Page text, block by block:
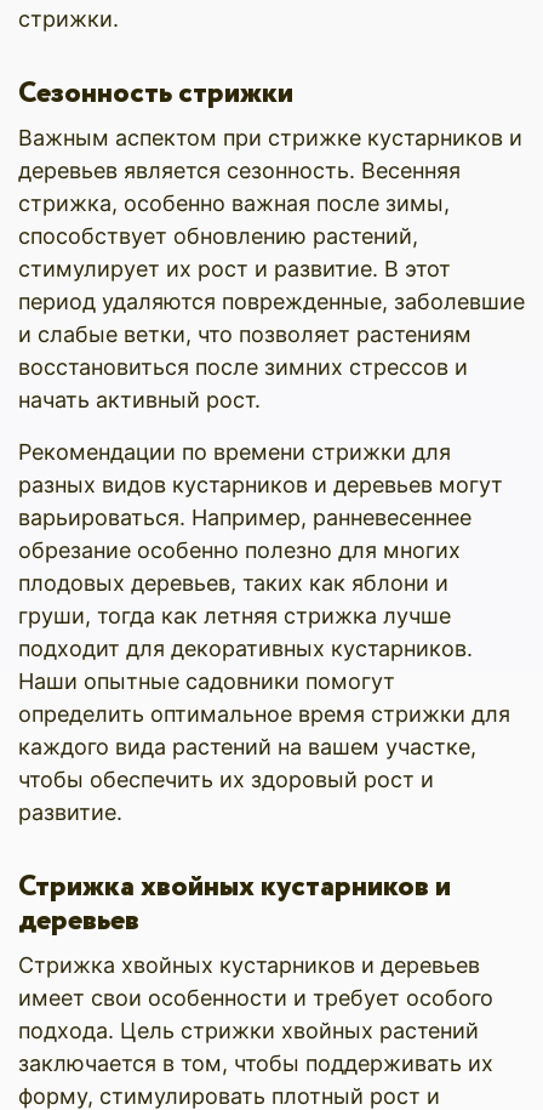
стрижки.
Сезонность стрижки
Важным аспектом при стрижке кустарников и
деревьев является сезонность. Весенняя
стрижка, особенно важная после зимы,
способствует обновлению растений,
стимулирует их рост и развитие. В этот
период удаляются поврежденные, заболевшие
и слабые ветки, что позволяет растениям
восстановиться после зимних стрессов и
начать активный рост.
Рекомендации по времени стрижки для
разных видов кустарников и деревьев могут
варьироваться. Например, ранневесеннее
обрезание особенно полезно для многих
плодовых деревьев, таких как яблони и
груши, тогда как летняя стрижка лучше
подходит для декоративных кустарников.
Наши опытные садовники помогут
определить оптимальное время стрижки для
каждого вида растений на вашем участке,
чтобы обеспечить их здоровый рост и
развитие.
Стрижка хвойных кустарников и
деревьев
Стрижка хвойных кустарников и деревьев
имеет свои особенности и требует особого
подхода. Цель стрижки хвойных растений
заключается в том, чтобы поддерживать их
форму, стимулировать плотный рост и